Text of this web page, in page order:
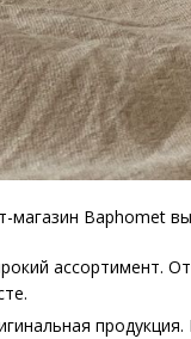
магазин Baphomet
ассортимент.